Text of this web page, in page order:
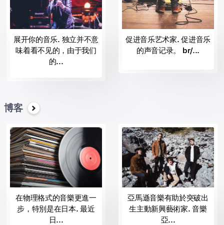
的大师百老汇;
部录音。
纪念碑的记录，OKeh;
马球球场音乐
的肖像，RCA灵感；
新加坡青年华乐团的音乐
真实的记录。
大量的新兴艺术家和建立星，音乐之声的记录工作中的协同作用带
有签名的景观中的音乐行业包括Sony音乐，普遍的乐团和代音乐
组，提供艺术家和音乐专业人员，结果，和整合最高的质量和信
br/> 在意大利的艺术家中最着名的是Lorenzo Jovanotti，阿德里亚诺
Celentano，瓦斯科罗西、克劳迪奥*巴利奥尼,Tiziano Ferro，安德
展开你的音乐. 独立并不意
味着看不见的，由于我们
的...
促进音乐艺术家. 促进音乐
的声音记录。 br/...
博客
在物理格式的音樂更進一
步，特別是在日本. 最近
日...
亞馬遜音樂有助於突破出
生主動新興藝術家. 音樂
亞...